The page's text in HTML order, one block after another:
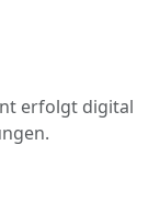
erfolgt digital